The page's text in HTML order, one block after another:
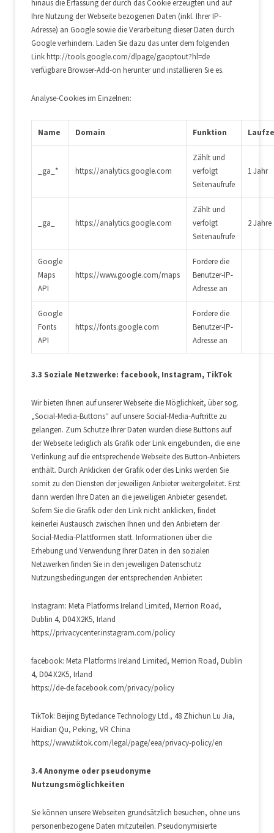
hinaus die Erfassung der durch das Cookie erzeugten und auf
Ihre Nutzung der Webseite bezogenen Daten (inkl. Ihrer IP-
Adresse) an Google sowie die Verarbeitung dieser Daten durch
Google verhindern. Laden Sie dazu das unter dem folgenden
Link http://tools.google.com/dlpage/gaoptout?hl=de
verfügbare Browser-Add-on herunter und installieren Sie es.
Analyse-Cookies im Einzelnen:
Name Domain Funktion
_ga_* https://analytics.google.com
Zählt und
verfolgt
Seitenaufrufe
1 Jahr
_ga_ https://analytics.google.com
Zählt und
verfolgt
Seitenaufrufe
2 Jahre
Google
Maps
API
https://www.google.com/maps
Fordere die
Benutzer-IP-
Adresse an
Google
Fonts
API
https://fonts.google.com
Fordere die
Benutzer-IP-
Adresse an
3.3 Soziale Netzwerke: facebook, Instagram, TikTok
Wir bieten Ihnen auf unserer Webseite die Möglichkeit, über sog.
„Social-Media-Buttons“ auf unsere Social-Media-Auftritte zu
gelangen. Zum Schutze Ihrer Daten wurden diese Buttons auf
der Webseite lediglich als Grafik oder Link eingebunden, die eine
Verlinkung auf die entsprechende Webseite des Button-Anbieters
enthält. Durch Anklicken der Grafik oder des Links werden Sie
somit zu den Diensten der jeweiligen Anbieter weitergeleitet. Erst
dann werden Ihre Daten an die jeweiligen Anbieter gesendet.
Sofern Sie die Grafik oder den Link nicht anklicken, findet
keinerlei Austausch zwischen Ihnen und den Anbietern der
Social-Media-Plattformen statt. Informationen über die
Erhebung und Verwendung Ihrer Daten in den sozialen
Netzwerken finden Sie in den jeweiligen Datenschutz
Nutzungsbedingungen der entsprechenden Anbieter:
Instagram: Meta Platforms Ireland Limited, Merrion Road,
Dublin 4, D04 X2K5, Irland
https://privacycenter.instagram.com/policy
facebook: Meta Platforms Ireland Limited, Merrion Road, Dublin
4, D04 X2K5, Irland
https://de-de.facebook.com/privacy/policy
TikTok: Beijing Bytedance Technology Ltd., 48 Zhichun Lu Jia,
Haidian Qu, Peking, VR China
https://www.tiktok.com/legal/page/eea/privacy-policy/en
3.4 Anonyme oder pseudonyme
Nutzungsmöglichkeiten
Sie können unsere Webseiten grundsätzlich besuchen, ohne uns
personenbezogene Daten mitzuteilen. Pseudonymisierte